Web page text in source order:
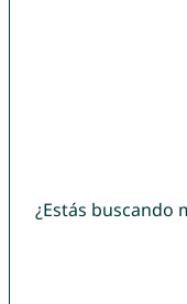
¿Estás buscando